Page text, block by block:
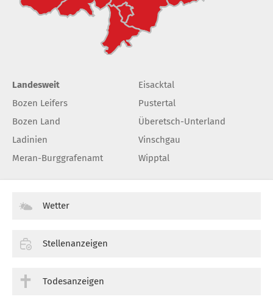
Landesweit
Bozen Leifers
Bozen Land
Ladinien
Meran-Burggrafenamt
Eisacktal
Pustertal
Überetsch-Unterland
Vinschgau
Wipptal
Wetter
Stellenanzeigen
Todesanzeigen